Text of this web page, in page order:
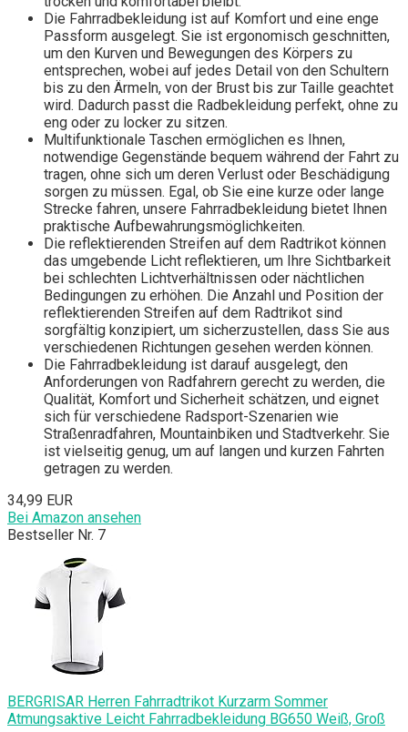
Die Fahrradbekleidung ist auf Komfort und eine enge
Passform ausgelegt. Sie ist ergonomisch geschnitten,
um den Kurven und Bewegungen des Körpers zu
entsprechen, wobei auf jedes Detail von den Schultern
bis zu den Ärmeln, von der Brust bis zur Taille geachtet
wird. Dadurch passt die Radbekleidung perfekt, ohne zu
eng oder zu locker zu sitzen.
Multifunktionale Taschen ermöglichen es Ihnen,
notwendige Gegenstände bequem während der Fahrt zu
tragen, ohne sich um deren Verlust oder Beschädigung
sorgen zu müssen. Egal, ob Sie eine kurze oder lange
Strecke fahren, unsere Fahrradbekleidung bietet Ihnen
praktische Aufbewahrungsmöglichkeiten.
Die reflektierenden Streifen auf dem Radtrikot können
das umgebende Licht reflektieren, um Ihre Sichtbarkeit
bei schlechten Lichtverhältnissen oder nächtlichen
Bedingungen zu erhöhen. Die Anzahl und Position der
reflektierenden Streifen auf dem Radtrikot sind
sorgfältig konzipiert, um sicherzustellen, dass Sie aus
verschiedenen Richtungen gesehen werden können.
Die Fahrradbekleidung ist darauf ausgelegt, den
Anforderungen von Radfahrern gerecht zu werden, die
Qualität, Komfort und Sicherheit schätzen, und eignet
sich für verschiedene Radsport-Szenarien wie
Straßenradfahren, Mountainbiken und Stadtverkehr. Sie
ist vielseitig genug, um auf langen und kurzen Fahrten
getragen zu werden.
34,99 EUR
Bei Amazon ansehen
Bestseller Nr. 7
BERGRISAR Herren Fahrradtrikot Kurzarm Sommer
Atmungsaktive Leicht Fahrradbekleidung BG650 Weiß, Groß